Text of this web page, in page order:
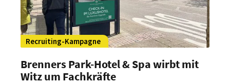
Recruiting-Kampagne
Brenners Park-Hotel & Spa wirbt mit
Witz um Fachkräfte